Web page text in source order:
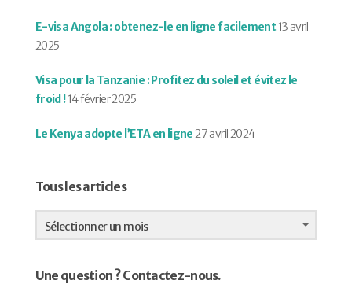
E-visa Angola : obtenez-le en ligne facilement 13 avril
2025
Visa pour la Tanzanie : Profitez du soleil et évitez le
froid !14 février 2025
Le Kenya adopte l’ETA en ligne27 avril 2024
Tous les articles
Tous
les
articles
Sélectionner un mois
Une question ? Contactez-nous.